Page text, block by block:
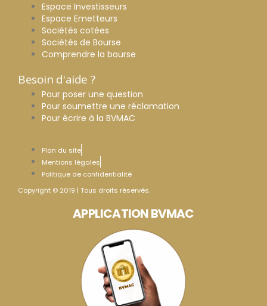
Espace Investisseurs
Espace Emetteurs
Sociétés cotées
Sociétés de Bourse
Comprendre la bourse
Besoin d'aide ?
Pour poser une question
Pour soumettre une réclamation
Pour écrire à la BVMAC
Plan du site
Mentions légales
Politique de confidentialité
Copyright © 2019 | Tous droits réservés.
APPLICATION BVMAC